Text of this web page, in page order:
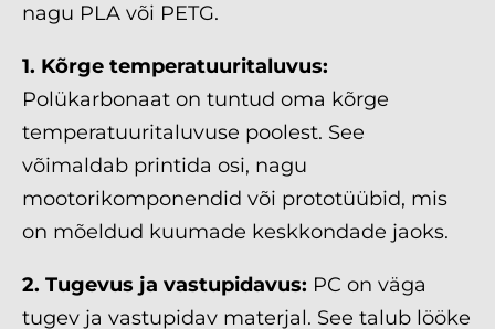
nagu PLA või PETG.
1. Kõrge temperatuuritaluvus:
Polükarbonaat on tuntud oma kõrge
temperatuuritaluvuse poolest. See
võimaldab printida osi, nagu
mootorikomponendid või prototüübid, mis
on mõeldud kuumade keskkondade jaoks.
2. Tugevus ja vastupidavus: PC on väga
tugev ja vastupidav materjal. See talub lööke